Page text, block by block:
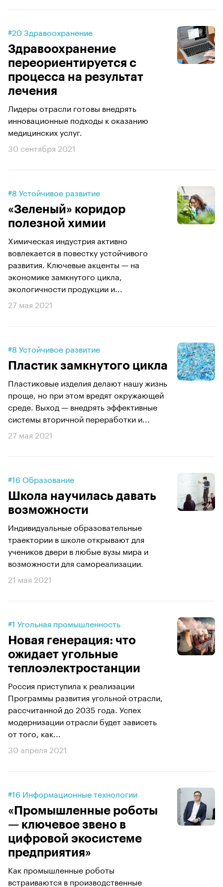
#20 Здравоохранение
Здравоохранение
переориентируется с
процесса на результат
лечения
Лидеры отрасли готовы внедрять
инновационные подходы к оказанию
медицинских услуг.
30 сентября 2021
#8 Устойчивое развитие
«Зеленый» коридор
полезной химии
Химическая индустрия активно
вовлекается в повестку устойчивого
развития. Ключевые акценты — на
экономике замкнутого цикла,
экологичности продукции и...
27 мая 2021
#8 Устойчивое развитие
Пластик замкнутого цикла
Пластиковые изделия делают нашу жизнь
проще, но при этом вредят окружающей
среде. Выход — внедрять эффективные
системы вторичной переработки и...
27 мая 2021
#16 Образование
Школа научилась давать
возможности
Индивидуальные образовательные
траектории в школе открывают для
учеников двери в любые вузы мира и
возможности для самореализации.
21 мая 2021
#1 Угольная промышленность
Новая генерация: что
ожидает угольные
теплоэлектростанции
Россия приступила к реализации
Программы развития угольной отрасли,
рассчитанной до 2035 года. Успех
модернизации отрасли будет зависеть
от того, как...
30 апреля 2021
#16 Информационные технологии
«Промышленные роботы
— ключевое звено в
цифровой экосистеме
предприятия»
Как промышленные роботы
встраиваются в производственные